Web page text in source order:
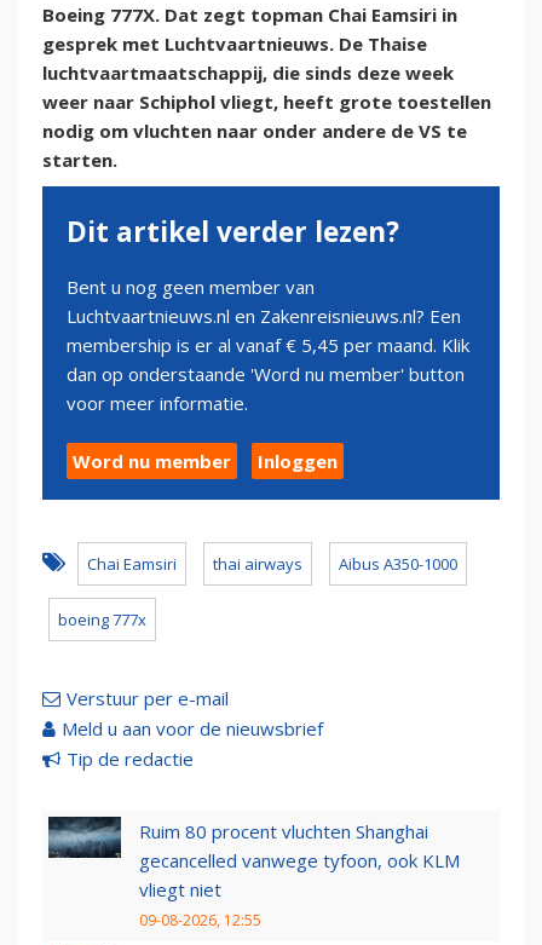
Boeing 777X. Dat zegt topman Chai Eamsiri in
gesprek met Luchtvaartnieuws. De Thaise
luchtvaartmaatschappij, die sinds deze week
weer naar Schiphol vliegt, heeft grote toestellen
nodig om vluchten naar onder andere de VS te
starten.
Dit artikel verder lezen?
Bent u nog geen member van
Luchtvaartnieuws.nl en Zakenreisnieuws.nl? Een
membership is er al vanaf € 5,45 per maand. Klik
dan op onderstaande 'Word nu member' button
voor meer informatie.
Word nu member Inloggen
Chai Eamsiri thai airways Aibus A350-1000
boeing 777x
Verstuur per e-mail
Meld u aan voor de nieuwsbrief
Tip de redactie
Ruim 80 procent vluchten Shanghai
gecancelled vanwege tyfoon, ook KLM
vliegt niet
09-08-2026, 12:55